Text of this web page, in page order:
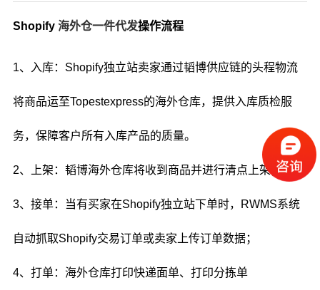
Shopify 海外仓一件代发操作流程
1、入库：Shopify独立站卖家通过韬博供应链的头程物流
将商品运至Topestexpress的海外仓库，提供入库质检服
务，保障客户所有入库产品的质量。
2、上架：韬博海外仓库将收到商品并进行清点上架；
3、接单：当有买家在Shopify独立站下单时，RWMS系统
自动抓取Shopify交易订单或卖家上传订单数据；
4、打单：海外仓库打印快递面单、打印分拣单